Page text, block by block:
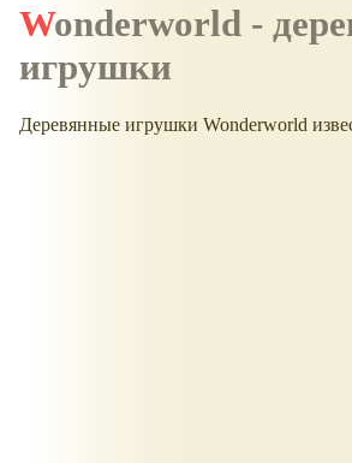
Wonderworld - деревянные
игрушки
Деревянные игрушки Wonderworld